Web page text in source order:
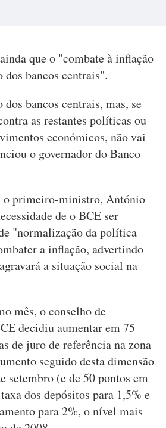
que o "combate à inflação
dos bancos centrais".
bancos centrais, mas, se
as restantes políticas ou
económicos, não vai
o governador do Banco
o primeiro-ministro, António
de o BCE ser
"normalização da política
a inflação, advertindo
a situação social na
mês, o conselho de
decidiu aumentar em 75
de juro de referência na zona
seguido desta dimensão
setembro (e de 50 pontos em
dos depósitos para 1,5% e
para 2%, o nível mais